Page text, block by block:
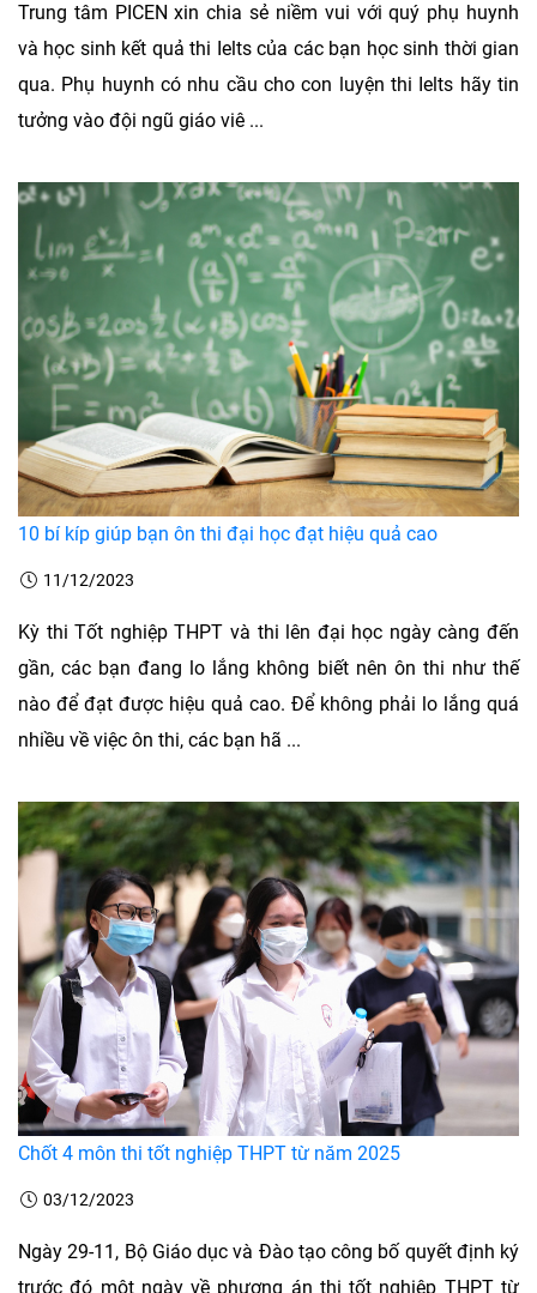
Trung tâm PICEN xin chia sẻ niềm vui với quý phụ huynh
và học sinh kết quả thi Ielts của các bạn học sinh thời gian
qua. Phụ huynh có nhu cầu cho con luyện thi Ielts hãy tin
tưởng vào đội ngũ giáo viê ...
​10 bí kíp giúp bạn ôn thi đại học đạt hiệu quả cao
11/12/2023
Kỳ thi Tốt nghiệp THPT và thi lên đại học ngày càng đến
gần, các bạn đang lo lắng không biết nên ôn thi như thế
nào để đạt được hiệu quả cao. Để không phải lo lắng quá
nhiều về việc ôn thi, các bạn hã ...
Chốt 4 môn thi tốt nghiệp THPT từ năm 2025
03/12/2023
Ngày 29-11, Bộ Giáo dục và Đào tạo công bố quyết định ký
trước đó một ngày về phương án thi tốt nghiệp THPT từ